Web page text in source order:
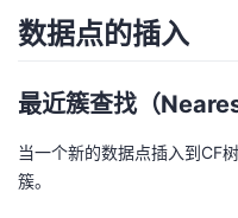
数据点的插入
最近簇查找（
当一个新的数据点插入到CF
簇。